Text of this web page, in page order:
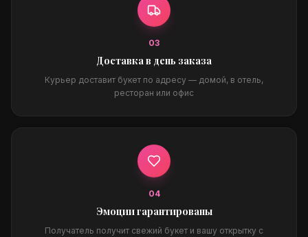
03
Доставка в день заказа
Курьер доставит букет по адресу — домой, в отель,
ресторан или офис
04
Эмоции гарантированы
Получатель получит свежий букет и вашу открытку с